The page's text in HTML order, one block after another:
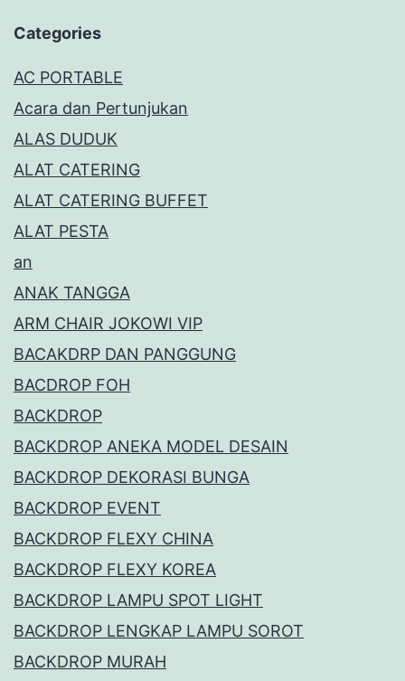
Categories
AC PORTABLE
Acara dan Pertunjukan
ALAS DUDUK
ALAT CATERING
ALAT CATERING BUFFET
ALAT PESTA
an
ANAK TANGGA
ARM CHAIR JOKOWI VIP
BACAKDRP DAN PANGGUNG
BACDROP FOH
BACKDROP
BACKDROP ANEKA MODEL DESAIN
BACKDROP DEKORASI BUNGA
BACKDROP EVENT
BACKDROP FLEXY CHINA
BACKDROP FLEXY KOREA
BACKDROP LAMPU SPOT LIGHT
BACKDROP LENGKAP LAMPU SOROT
BACKDROP MURAH